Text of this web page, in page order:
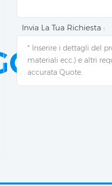
Invia La Tua Richiesta :